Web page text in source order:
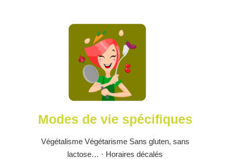
Modes de vie spécifiques
Végétalisme Végétarisme Sans gluten, sans
lactose… · Horaires décalés